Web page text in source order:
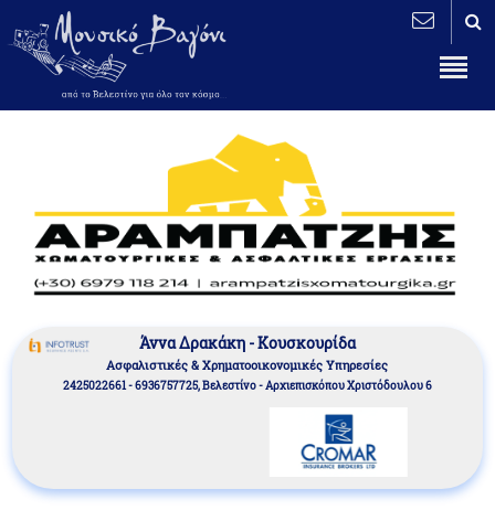
Άννα Δρακάκη - Κουσκουρίδα
Aσφαλιστικές & Χρηματοοικονομικές Υπηρεσίες
2425022661 - 6936757725, Βελεστίνο - Αρχιεπισκόπου Χριστόδουλου 6